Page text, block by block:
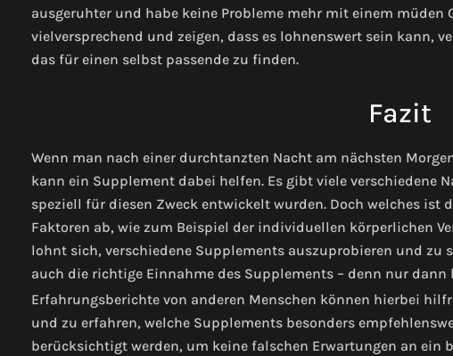
ausgeruhter und habe keine Probleme mehr mit einem müden
vielversprechend und zeigen, dass es lohnenswert sein kann,
das für einen selbst passende zu finden.
Fazit
Wenn man nach einer durchtanzten Nacht am nächsten
kann ein Supplement dabei helfen. Es gibt viele verschiedene
speziell für diesen Zweck entwickelt wurden. Doch welches ist
Faktoren ab, wie zum Beispiel der individuellen körperlichen
lohnt sich, verschiedene Supplements auszuprobieren und zu
auch die richtige Einnahme des Supplements – denn nur
Erfahrungsberichte von anderen Menschen können hierbei
und zu erfahren, welche Supplements besonders
berücksichtigt werden, um keine falschen Erwartungen an ein